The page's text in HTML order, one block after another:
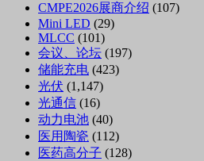
CMPE2026展商介绍 (107)
Mini LED (29)
MLCC (101)
会议、论坛 (197)
储能充电 (423)
光伏 (1,147)
光通信 (16)
动力电池 (40)
医用陶瓷 (112)
医药高分子 (128)